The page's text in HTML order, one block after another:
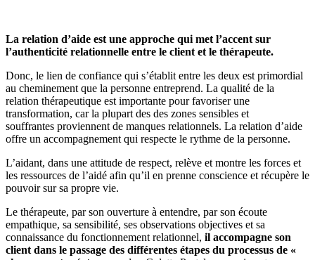
La relation d’aide est une approche qui met l’accent sur
l’authenticité relationnelle entre le client et le thérapeute.
Donc, le lien de confiance qui s’établit entre les deux est primordial
au cheminement que la personne entreprend. La qualité de la
relation thérapeutique est importante pour favoriser une
transformation, car la plupart des des zones sensibles et
souffrantes proviennent de manques relationnels. La relation d’aide
offre un accompagnement qui respecte le rythme de la personne.
L’aidant, dans une attitude de respect, relève et montre les forces et
les ressources de l’aidé afin qu’il en prenne conscience et récupère le
pouvoir sur sa propre vie.
Le thérapeute, par son ouverture à entendre, par son écoute
empathique, sa sensibilité, ses observations objectives et sa
connaissance du fonctionnement relationnel, il accompagne son
client dans le passage des différentes étapes du processus de «